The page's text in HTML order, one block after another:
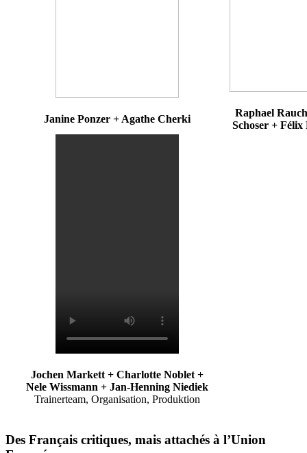
Janine Ponzer + Agathe Cherki
Raphael
Schoser + Félix
Jochen Markett + Charlotte Noblet +
Nele Wissmann + Jan-Henning Niediek
Trainerteam, Organisation, Produktion
Des Français critiques, mais attachés à l’Union